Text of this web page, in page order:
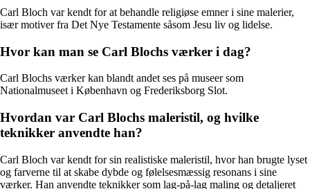
Carl Bloch var kendt for at behandle religiøse emner i sine malerier,
især motiver fra Det Nye Testamente såsom Jesu liv og lidelse.
Hvor kan man se Carl Blochs værker i dag?
Carl Blochs værker kan blandt andet ses på museer som
Nationalmuseet i København og Frederiksborg Slot.
Hvordan var Carl Blochs maleristil, og hvilke
teknikker anvendte han?
Carl Bloch var kendt for sin realistiske maleristil, hvor han brugte lyset
og farverne til at skabe dybde og følelsesmæssig resonans i sine
værker. Han anvendte teknikker som lag-på-lag maling og detaljeret